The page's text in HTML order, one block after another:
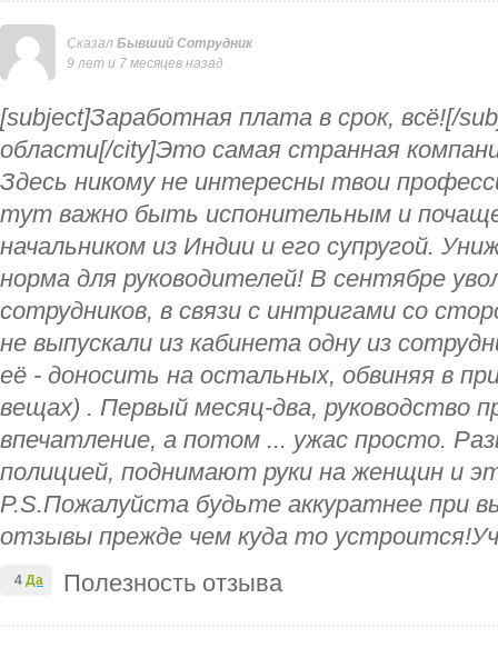
Сказал Бывший Сотрудник
9 лет и 7 месяцев назад
[subject]Заработная плата в срок, всё![/
области[/city]Это самая странная
Здесь никому не интересны твои
тут важно быть испонительным и
начальником из Индии и его супругой.
норма для руководителей! В сентябре
сотрудников, в связи с интригами со
не выпускали из кабинета одну из
её - доносить на остальных, обвиняя в
вещах) . Первый месяц-два, руководство
впечатление, а потом ... ужас просто.
полицией, поднимают руки на женщин и
P.S.Пожалуйста будьте аккуратнее при
отзывы прежде чем куда то
Полезность отзыва
4 Да